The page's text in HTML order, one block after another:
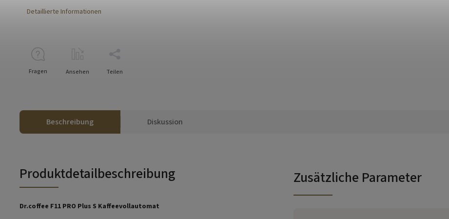
Detaillierte Informationen
Fragen Ansehen Teilen
Beschreibung Diskussion
Produktdetailbeschreibung
Dr.coffee F11 PRO Plus S Kaffeevollautomat
Zusätzliche Parameter